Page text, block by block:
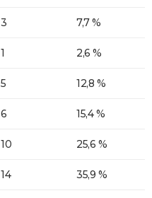
3 7,7 %
1 2,6 %
5 12,8 %
6 15,4 %
10 25,6 %
14 35,9 %